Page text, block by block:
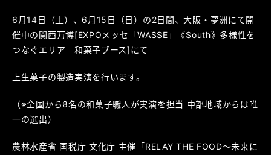
6月14日（土）、6月15日（日）の2日間、大阪・夢洲にて開
催中の関西万博[EXPOメッセ「WASSE」《South》多様性を
つなぐエリア 和菓子ブース]にて
上生菓子の製造実演を行います。
（※全国から8名の和菓子職人が実演を担当 中部地域からは唯
一の選出）
農林水産省 国税庁 文化庁 主催「RELAY THE FOOD～未来に